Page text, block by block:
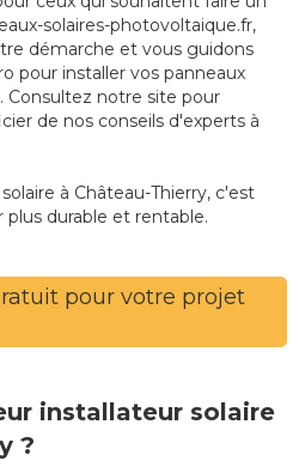
solaires-photovoltaique.fr,
démarche et vous guidons
pour installer vos panneaux
Consultez notre site pour
de nos conseils d'experts à
à Château-Thierry, c'est
plus durable et rentable.
pour votre projet
installateur solaire
?